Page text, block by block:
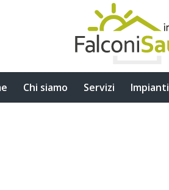
Chi siamo Servizi Impianti